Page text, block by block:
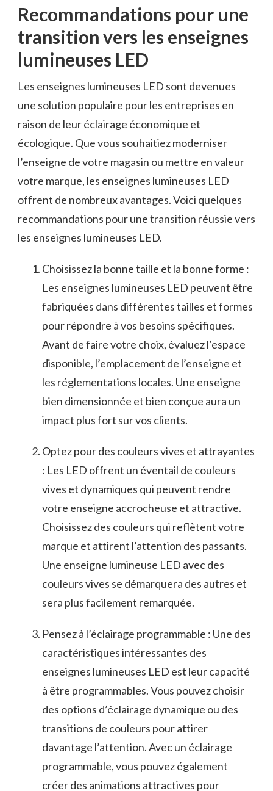
Recommandations​ pour une⁣
transition vers ⁣les enseignes
lumineuses LED
Les enseignes lumineuses LED sont devenues
une solution populaire pour les entreprises en
raison de ‌leur ‍éclairage économique et
écologique. Que ⁤vous souhaitiez moderniser
l’enseigne de votre⁣ magasin ou mettre en valeur
votre marque, les enseignes lumineuses LED
offrent de nombreux avantages. Voici quelques
recommandations pour‌ une transition réussie ⁢vers
les enseignes lumineuses​ LED.
Choisissez ⁣la bonne taille et​ la‌ bonne forme⁣ :
Les ​enseignes ⁤lumineuses LED peuvent être⁤
fabriquées‌ dans différentes tailles et formes​
pour répondre à vos besoins spécifiques.
Avant ⁤de faire votre choix, ​évaluez l’espace
disponible, l’emplacement de l’enseigne et
les réglementations locales. Une enseigne
‌bien dimensionnée et bien conçue aura un
impact ‍plus fort sur vos‍ clients.
Optez pour des couleurs⁣ vives et ⁤attrayantes
: Les LED​ offrent un⁤ éventail de couleurs
vives et ⁣dynamiques qui ⁢peuvent⁣ rendre
votre⁣ enseigne‍ accrocheuse⁢ et attractive.⁣
Choisissez des couleurs qui reflètent votre
marque et attirent l’attention des passants.‍
Une enseigne ⁣lumineuse LED avec des​
couleurs vives ‌se démarquera des autres et‍
sera plus facilement remarquée.
Pensez à l’éclairage programmable : ⁤Une des​
caractéristiques intéressantes des
enseignes lumineuses LED est ⁣leur capacité
à être⁤ programmables. ⁤Vous pouvez choisir
des options d’éclairage dynamique ou des⁢
transitions de‍ couleurs ‍pour attirer
davantage l’attention. Avec un éclairage
programmable, vous pouvez également
créer des ⁤animations attractives ⁣pour